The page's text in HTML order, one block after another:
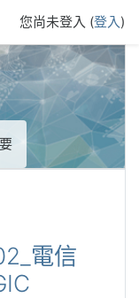
您尚未登入 (登入)
電信